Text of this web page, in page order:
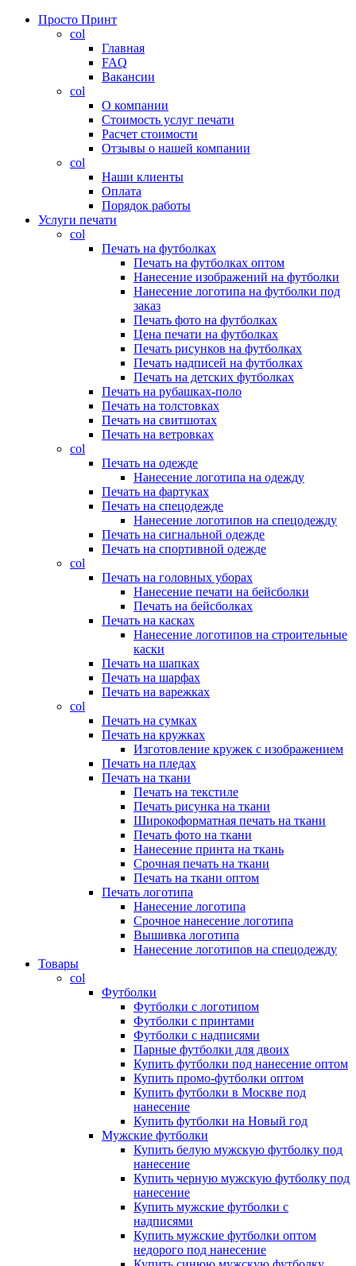
Просто Принт
col
Главная
FAQ
Вакансии
col
О компании
Стоимость услуг печати
Расчет стоимости
Отзывы о нашей компании
col
Наши клиенты
Оплата
Порядок работы
Услуги печати
col
Печать на футболках
Печать на футболках оптом
Нанесение изображений на футболки
Нанесение логотипа на футболки под
заказ
Печать фото на футболках
Цена печати на футболках
Печать рисунков на футболках
Печать надписей на футболках
Печать на детских футболках
Печать на рубашках-поло
Печать на толстовках
Печать на свитшотах
Печать на ветровках
col
Печать на одежде
Нанесение логотипа на одежду
Печать на фартуках
Печать на спецодежде
Нанесение логотипов на спецодежду
Печать на сигнальной одежде
Печать на спортивной одежде
col
Печать на головных уборах
Нанесение печати на бейсболки
Печать на бейсболках
Печать на касках
Нанесение логотипов на строительные
каски
Печать на шапках
Печать на шарфах
Печать на варежках
col
Печать на сумках
Печать на кружках
Изготовление кружек с изображением
Печать на пледах
Печать на ткани
Печать на текстиле
Печать рисунка на ткани
Широкоформатная печать на ткани
Печать фото на ткани
Нанесение принта на ткань
Срочная печать на ткани
Печать на ткани оптом
Печать логотипа
Нанесение логотипа
Срочное нанесение логотипа
Вышивка логотипа
Нанесение логотипов на спецодежду
Товары
col
Футболки
Футболки с логотипом
Футболки с принтами
Футболки с надписями
Парные футболки для двоих
Купить футболки под нанесение оптом
Купить промо-футболки оптом
Купить футболки в Москве под
нанесение
Купить футболки на Новый год
Мужские футболки
Купить белую мужскую футболку под
нанесение
Купить черную мужскую футболку под
нанесение
Купить мужские футболки с
надписями
Купить мужские футболки оптом
недорого под нанесение